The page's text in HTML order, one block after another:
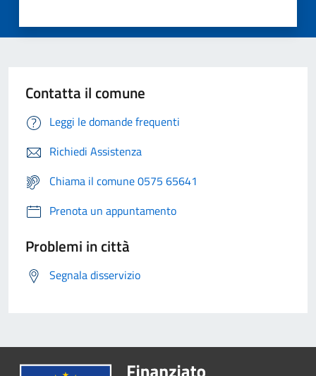
Contatta il comune
Leggi le domande frequenti
Richiedi Assistenza
Chiama il comune 0575 65641
Prenota un appuntamento
Problemi in città
Segnala disservizio